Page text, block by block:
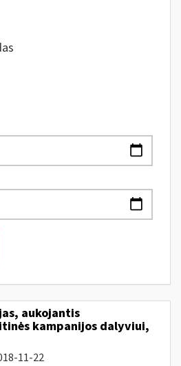
aukojantis
kampanijos dalyviui,
11-22